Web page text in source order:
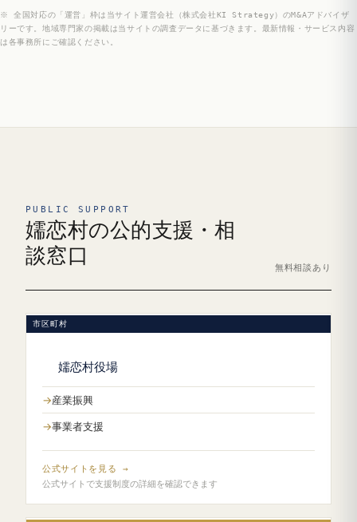
※ 全国対応の「運営」枠は当サイト運営会社（株式会社KI Strategy）のM&Aアドバイザ
リーです。地域専門家の掲載は当サイトの調査データに基づきます。最新情報・サービス内容
は各事務所にご確認ください。
PUBLIC SUPPORT
嬬恋村の公的支援・相
談窓口
無料相談あり
市区町村
嬬恋村役場
産業振興
事業者支援
公式サイトを見る →
公式サイトで支援制度の詳細を確認できます